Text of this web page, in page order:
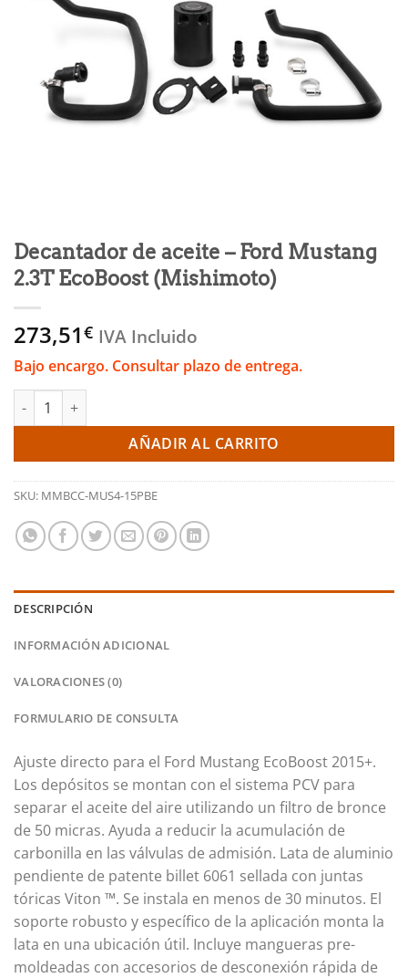
Decantador de aceite – Ford Mustang
2.3T EcoBoost (Mishimoto)
273,51€ IVA Incluido
Bajo encargo. Consultar plazo de entrega.
Decantador de aceite - Ford Mustang 2.3T EcoBoost
AÑADIR AL CARRITO
SKU: MMBCC-MUS4-15PBE
DESCRIPCIÓN
INFORMACIÓN ADICIONAL
VALORACIONES (0)
FORMULARIO DE CONSULTA
Ajuste directo para el Ford Mustang EcoBoost 2015+.
Los depósitos se montan con el sistema PCV para
separar el aceite del aire utilizando un filtro de bronce
de 50 micras. Ayuda a reducir la acumulación de
carbonilla en las válvulas de admisión. Lata de aluminio
pendiente de patente billet 6061 sellada con juntas
tóricas Viton ™. Se instala en menos de 30 minutos. El
soporte robusto y específico de la aplicación monta la
lata en una ubicación útil. Incluye mangueras pre-
moldeadas con accesorios de desconexión rápida de